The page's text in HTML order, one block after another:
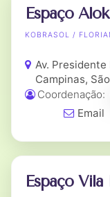
Espaço Alok
KOBRASOL /
Av. Presidente
Campinas,
Email
Espaço